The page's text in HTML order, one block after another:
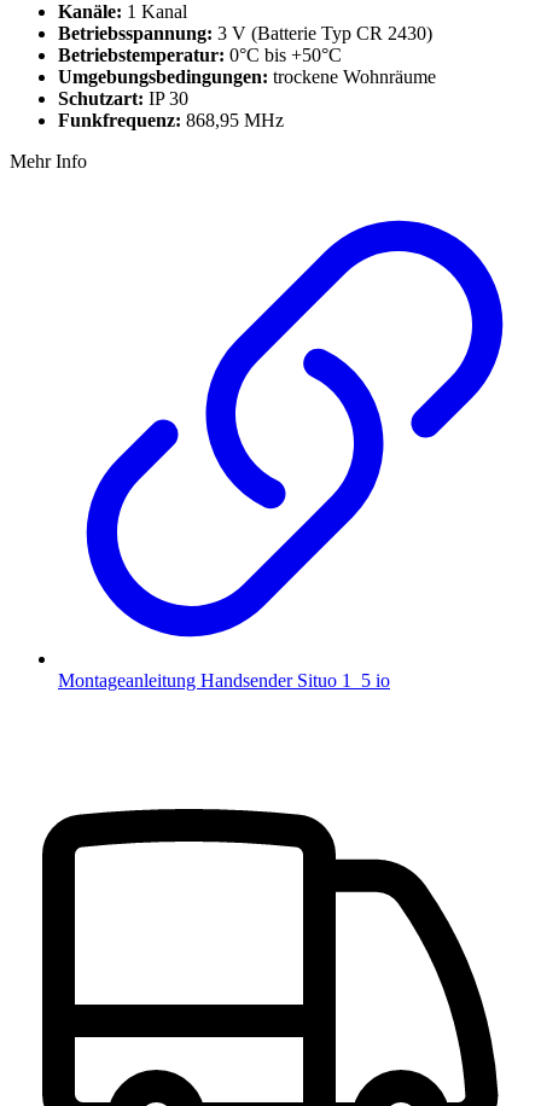
Kanäle: 1 Kanal
Betriebsspannung: 3 V (Batterie Typ CR 2430)
Betriebstemperatur: 0°C bis +50°C
Umgebungsbedingungen: trockene Wohnräume
Schutzart: IP 30
Funkfrequenz: 868,95 MHz
Mehr Info
Montageanleitung Handsender Situo 1_5 io